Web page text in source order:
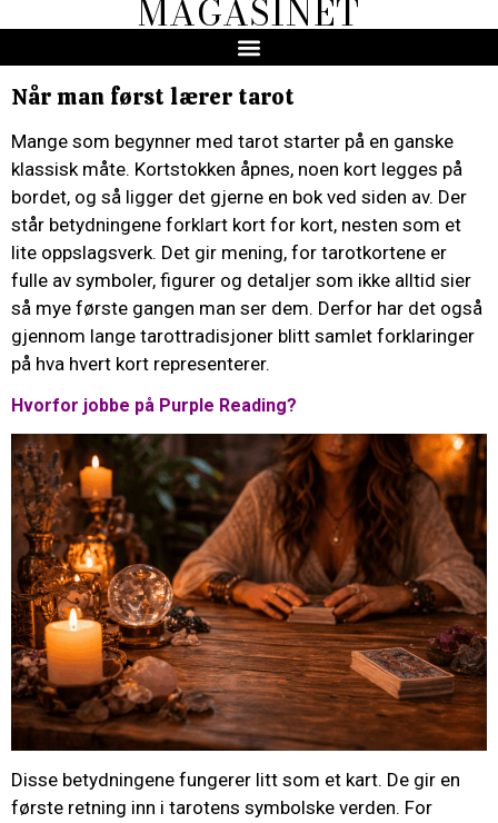
MAGASINET
Når man først lærer tarot
Mange som begynner med tarot starter på en ganske
klassisk måte. Kortstokken åpnes, noen kort legges på
bordet, og så ligger det gjerne en bok ved siden av. Der
står betydningene forklart kort for kort, nesten som et
lite oppslagsverk. Det gir mening, for tarotkortene er
fulle av symboler, figurer og detaljer som ikke alltid sier
så mye første gangen man ser dem. Derfor har det også
gjennom lange tarottradisjoner blitt samlet forklaringer
på hva hvert kort representerer.
Hvorfor jobbe på Purple Reading?
Disse betydningene fungerer litt som et kart. De gir en
første retning inn i tarotens symbolske verden. For